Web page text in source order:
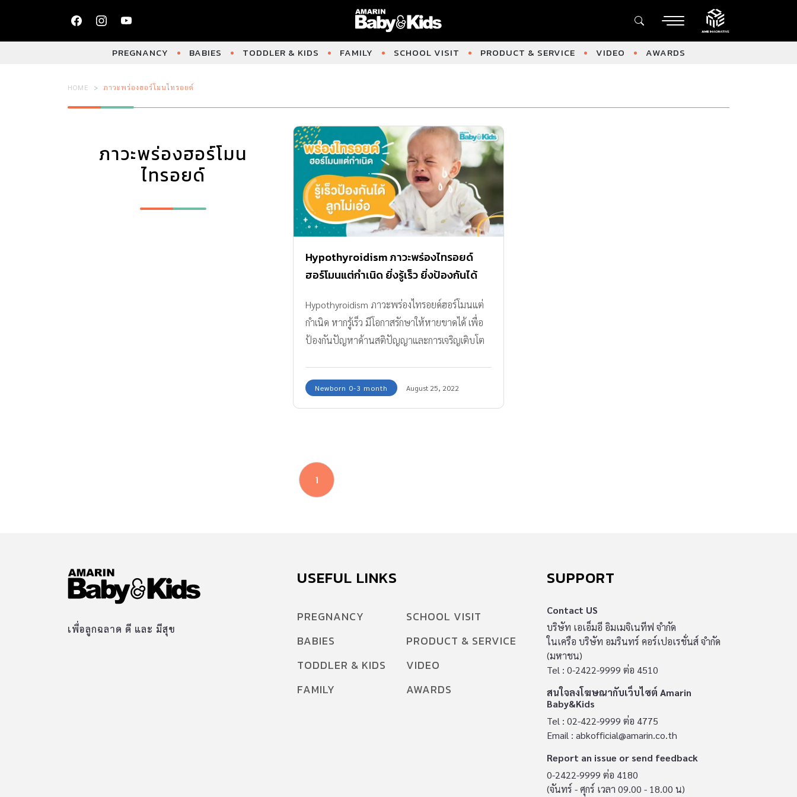
PREGNANCY BABIES TODDLER & KIDS FAMILY SCHOOL VISIT PRODUCT & SERVICE VIDEO AWARDS
HOME ภาวะพร่องฮอร์โมนไทรอยด์
ภาวะพร่องฮอร์โมน
ไทรอยด์
Hypothyroidism ภาวะพร่องไทรอยด์
ฮอร์โมนแต่กำเนิด ยิ่งรู้เร็ว ยิ่งป้องกันได้
Hypothyroidism ภาวะพร่องไทรอยด์ฮอร์โมนแต่
กำเนิด หากรู้เร็ว มีโอกาสรักษาให้หายขาดได้ เพื่อ
ป้องกันปัญหาด้านสติปัญญาและการเจริญเติบโต
Newborn 0-3 month August 25, 2022
1
เพื่อลูกฉลาด ดี และ มีสุข
USEFUL LINKS
PREGNANCY
BABIES
TODDLER & KIDS
FAMILY
SCHOOL VISIT
PRODUCT & SERVICE
VIDEO
AWARDS
SUPPORT
Contact US
บริษัท เอเอ็มอี อิมเมจิเนทีฟ จำกัด
ในเครือ บริษัท อมรินทร์ คอร์เปอเรชั่นส์ จำกัด
(มหาชน)
Tel : 0-2422-9999 ต่อ 4510
สนใจลงโฆษณากับเว็บไซต์ Amarin
Baby&Kids
Tel : 02-422-9999 ต่อ 4775
Email : abkofficial@amarin.co.th
Report an issue or send feedback
0-2422-9999 ต่อ 4180
(จันทร์ - ศุกร์ เวลา 09.00 - 18.00 น)